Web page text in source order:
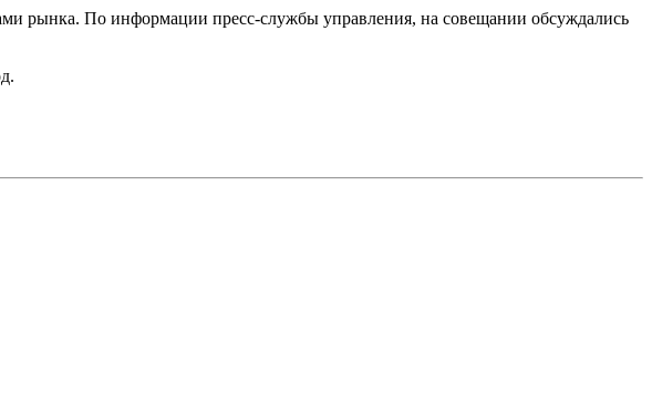
рынка. По информации пресс-службы управления, на совещании обсуждались